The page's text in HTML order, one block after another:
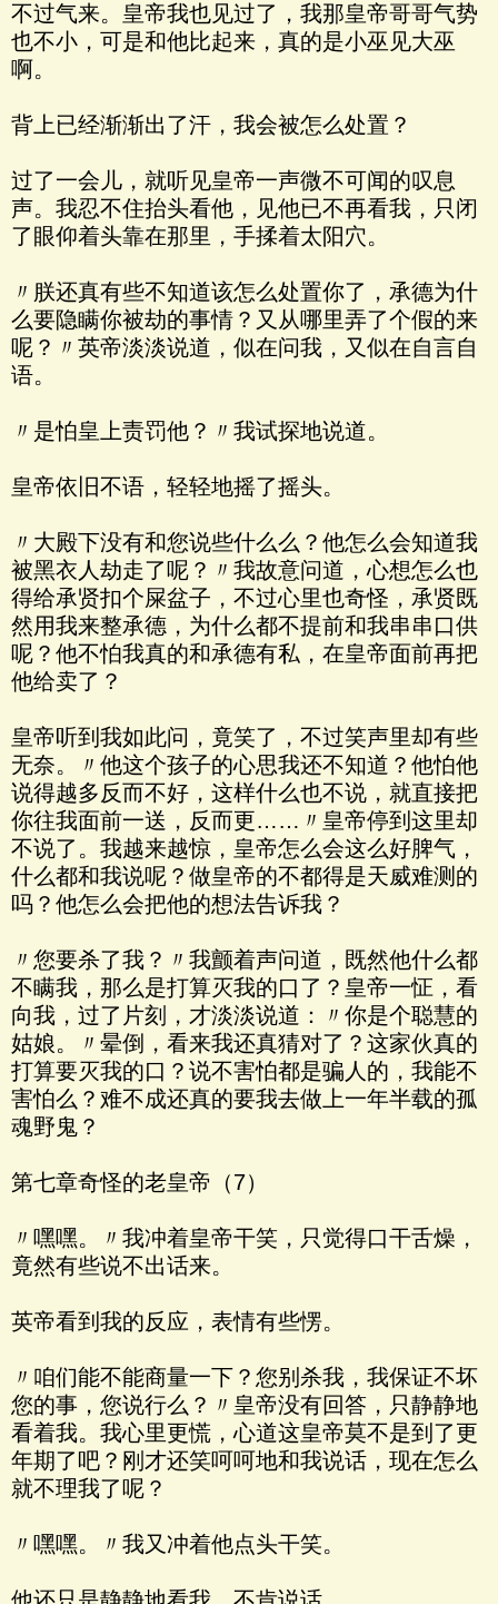
不过气来。皇帝我也见过了，我那皇帝哥哥气势
也不小，可是和他比起来，真的是小巫见大巫
啊。
背上已经渐渐出了汗，我会被怎么处置？
过了一会儿，就听见皇帝一声微不可闻的叹息
声。我忍不住抬头看他，见他已不再看我，只闭
了眼仰着头靠在那里，手揉着太阳穴。
〃朕还真有些不知道该怎么处置你了，承德为什
么要隐瞒你被劫的事情？又从哪里弄了个假的来
呢？〃英帝淡淡说道，似在问我，又似在自言自
语。
〃是怕皇上责罚他？〃我试探地说道。
皇帝依旧不语，轻轻地摇了摇头。
〃大殿下没有和您说些什么么？他怎么会知道我
被黑衣人劫走了呢？〃我故意问道，心想怎么也
得给承贤扣个屎盆子，不过心里也奇怪，承贤既
然用我来整承德，为什么都不提前和我串串口供
呢？他不怕我真的和承德有私，在皇帝面前再把
他给卖了？
皇帝听到我如此问，竟笑了，不过笑声里却有些
无奈。〃他这个孩子的心思我还不知道？他怕他
说得越多反而不好，这样什么也不说，就直接把
你往我面前一送，反而更……〃皇帝停到这里却
不说了。我越来越惊，皇帝怎么会这么好脾气，
什么都和我说呢？做皇帝的不都得是天威难测的
吗？他怎么会把他的想法告诉我？
〃您要杀了我？〃我颤着声问道，既然他什么都
不瞒我，那么是打算灭我的口了？皇帝一怔，看
向我，过了片刻，才淡淡说道：〃你是个聪慧的
姑娘。〃晕倒，看来我还真猜对了？这家伙真的
打算要灭我的口？说不害怕都是骗人的，我能不
害怕么？难不成还真的要我去做上一年半载的孤
魂野鬼？
第七章奇怪的老皇帝（7）
〃嘿嘿。〃我冲着皇帝干笑，只觉得口干舌燥，
竟然有些说不出话来。
英帝看到我的反应，表情有些愣。
〃咱们能不能商量一下？您别杀我，我保证不坏
您的事，您说行么？〃皇帝没有回答，只静静地
看着我。我心里更慌，心道这皇帝莫不是到了更
年期了吧？刚才还笑呵呵地和我说话，现在怎么
就不理我了呢？
〃嘿嘿。〃我又冲着他点头干笑。